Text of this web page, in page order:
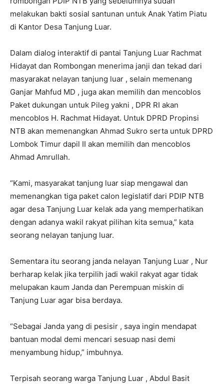
melakukan bakti sosial santunan untuk Anak Yatim Piatu
di Kantor Desa Tanjung Luar.
Dalam dialog interaktif di pantai Tanjung Luar Rachmat
Hidayat dan Rombongan menerima janji dan tekad dari
masyarakat nelayan tanjung luar , selain memenang
Ganjar Mahfud MD , juga akan memilih dan mencoblos
Paket dukungan untuk Pileg yakni , DPR RI akan
mencoblos H. Rachmat Hidayat. Untuk DPRD Propinsi
NTB akan memenangkan Ahmad Sukro serta untuk DPRD
Lombok Timur dapil II akan memilih dan mencoblos
Ahmad Amrullah.
“Kami, masyarakat tanjung luar siap mengawal dan
memenangkan tiga paket calon legislatif dari PDIP NTB
agar desa Tanjung Luar kelak ada yang memperhatikan
dengan adanya wakil rakyat pilihan kita semua,” kata
seorang nelayan tanjung luar.
Sementara itu seorang janda nelayan Tanjung Luar , Nur
berharap kelak jika terpilih jadi wakil rakyat agar tidak
melupakan kaum Janda dan Perempuan miskin di
Tanjung Luar agar bisa berdaya.
“Sebagai Janda yang di pesisir , saya ingin mendapat
bantuan modal demi mencari sesuap nasi demi
menyambung hidup,” imbuhnya.
Terpisah seorang warga Tanjung Luar , Abdul Basit